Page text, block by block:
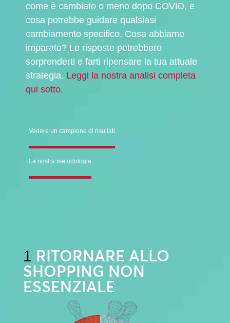
come è cambiato o meno dopo COVID, e
cosa potrebbe guidare qualsiasi
cambiamento specifico. Cosa abbiamo
imparato? Le risposte potrebbero
sorprenderti e farti ripensare la tua attuale
strategia. Leggi la nostra analisi completa
qui sotto.
Vedere un campione di risultati
La nostra metodologia
1 RITORNARE ALLO
SHOPPING NON
ESSENZIALE